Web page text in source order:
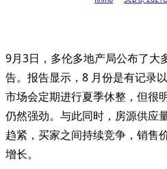
9月3日，多伦多地产局公布了大
告。报告显示，8 月份是有记录
市场会定期进行夏季休整，但很
仍然强劲。与此同时，房源供应
趋紧，买家之间持续竞争，销售
增长。